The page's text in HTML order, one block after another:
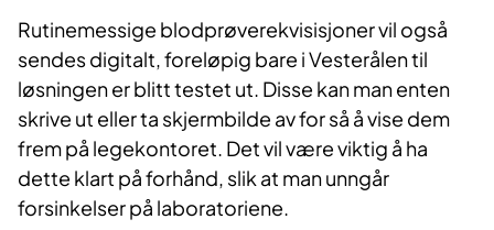
Rutinemessige blodprøverekvisisjoner vil også
sendes digitalt, foreløpig bare i Vesterålen til
løsningen er blitt testet ut. Disse kan man enten
skrive ut eller ta skjermbilde av for så å vise dem
frem på legekontoret. Det vil være viktig å ha
dette klart på forhånd, slik at man unngår
forsinkelser på laboratoriene.